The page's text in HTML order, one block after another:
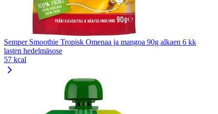
Semper Smoothie Tropisk Omenaa ja mangoa 90g alkaen 6 kk
lasten hedelmäsose
57 kcal